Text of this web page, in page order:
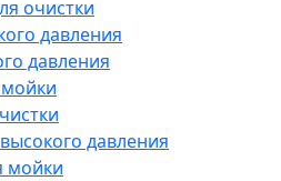
очистки
давления
давления
давления
мойки